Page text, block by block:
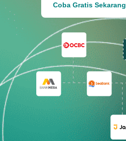
Coba Gratis Sekarang